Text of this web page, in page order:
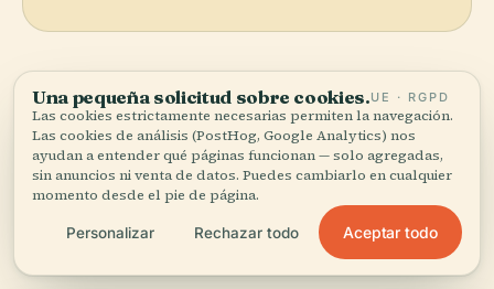
More inAlmería.
25 lugares por descubrir — unos cuantos que merece la
PLACE
Peces
PLACE
Juegos
Mediterráneos
PLACE
Alcazaba y
Cerro de San
PLACE
Iglesia
Nuestra
Señora de la
Encarnación
Una pequeña solicitud sobre cookies.UE · RGPD
Las cookies estrictamente necesarias permiten la navegación.
Las cookies de análisis (PostHog, Google Analytics) nos
ayudan a entender qué páginas funcionan — solo agregadas,
sin anuncios ni venta de datos. Puedes cambiarlo en cualquier
momento desde el pie de página.
Personalizar Rechazar todo Aceptar todo